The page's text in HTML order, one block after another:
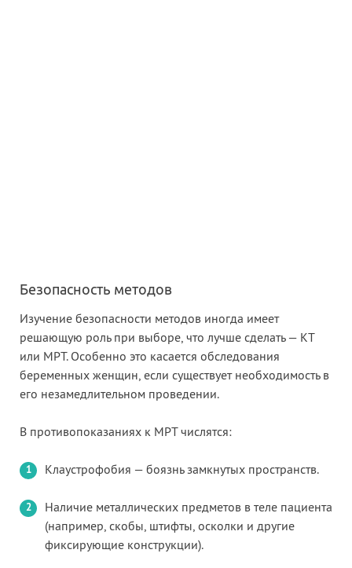
Безопасность методов
Изучение безопасности методов иногда имеет
решающую роль при выборе, что лучше сделать — КТ
или МРТ. Особенно это касается обследования
беременных женщин, если существует необходимость в
его незамедлительном проведении.
В противопоказаниях к МРТ числятся:
Клаустрофобия — боязнь замкнутых пространств.
Наличие металлических предметов в теле пациента
(например, скобы, штифты, осколки и другие
фиксирующие конструкции).